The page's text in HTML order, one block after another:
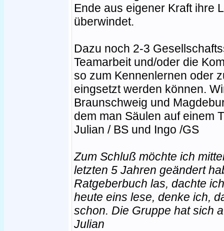
Ende aus eigener Kraft ihre
überwindet.
Dazu noch 2-3
Teamarbeit und/oder die
so zum Kennenlernen oder
eingsetzt werden können.
Braunschweig und
dem man Säulen auf einem
Julian / BS und Ingo /GS
Zum Schluß möchte ich
letzten 5 Jahren geändert
Ratgeberbuch las, dachte
heute eins lese, denke ich,
schon. Die Gruppe hat sich
Julian